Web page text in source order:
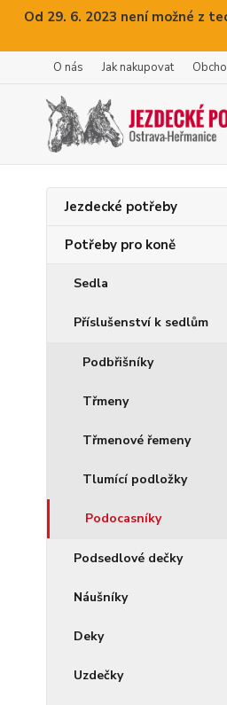
Od 29. 6. 2023 není možné z
O nás Jak nakupovat
Jezdecké potřeby
Potřeby pro koně
Sedla
Příslušenství k sedlům
Podbřišníky
Třmeny
Třmenové řemeny
Tlumící podložky
Podocasníky
Podsedlové dečky
Náušníky
Deky
Uzdečky